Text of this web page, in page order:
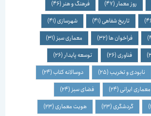
روز معمار(47) فرهنگ و هنر(46)
تاریخ شفاهی(41) شهرسازی(41)
فراخوان ها(32) معماری سبز(31)
فناوری(26) توسعه پایدار(26)
نابودی و تخریب(25) دوسالانه کتاب(24)
ایرانی(24) فضای سبز(24)
گردشگری(23) هویت معماری(23)